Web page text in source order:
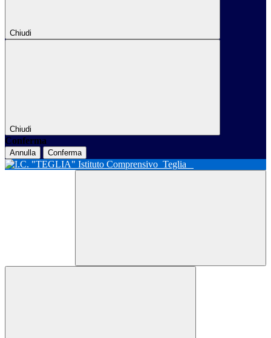
Chiudi
Chiudi
Conferma
Annulla Conferma
Istituto Comprensivo Teglia